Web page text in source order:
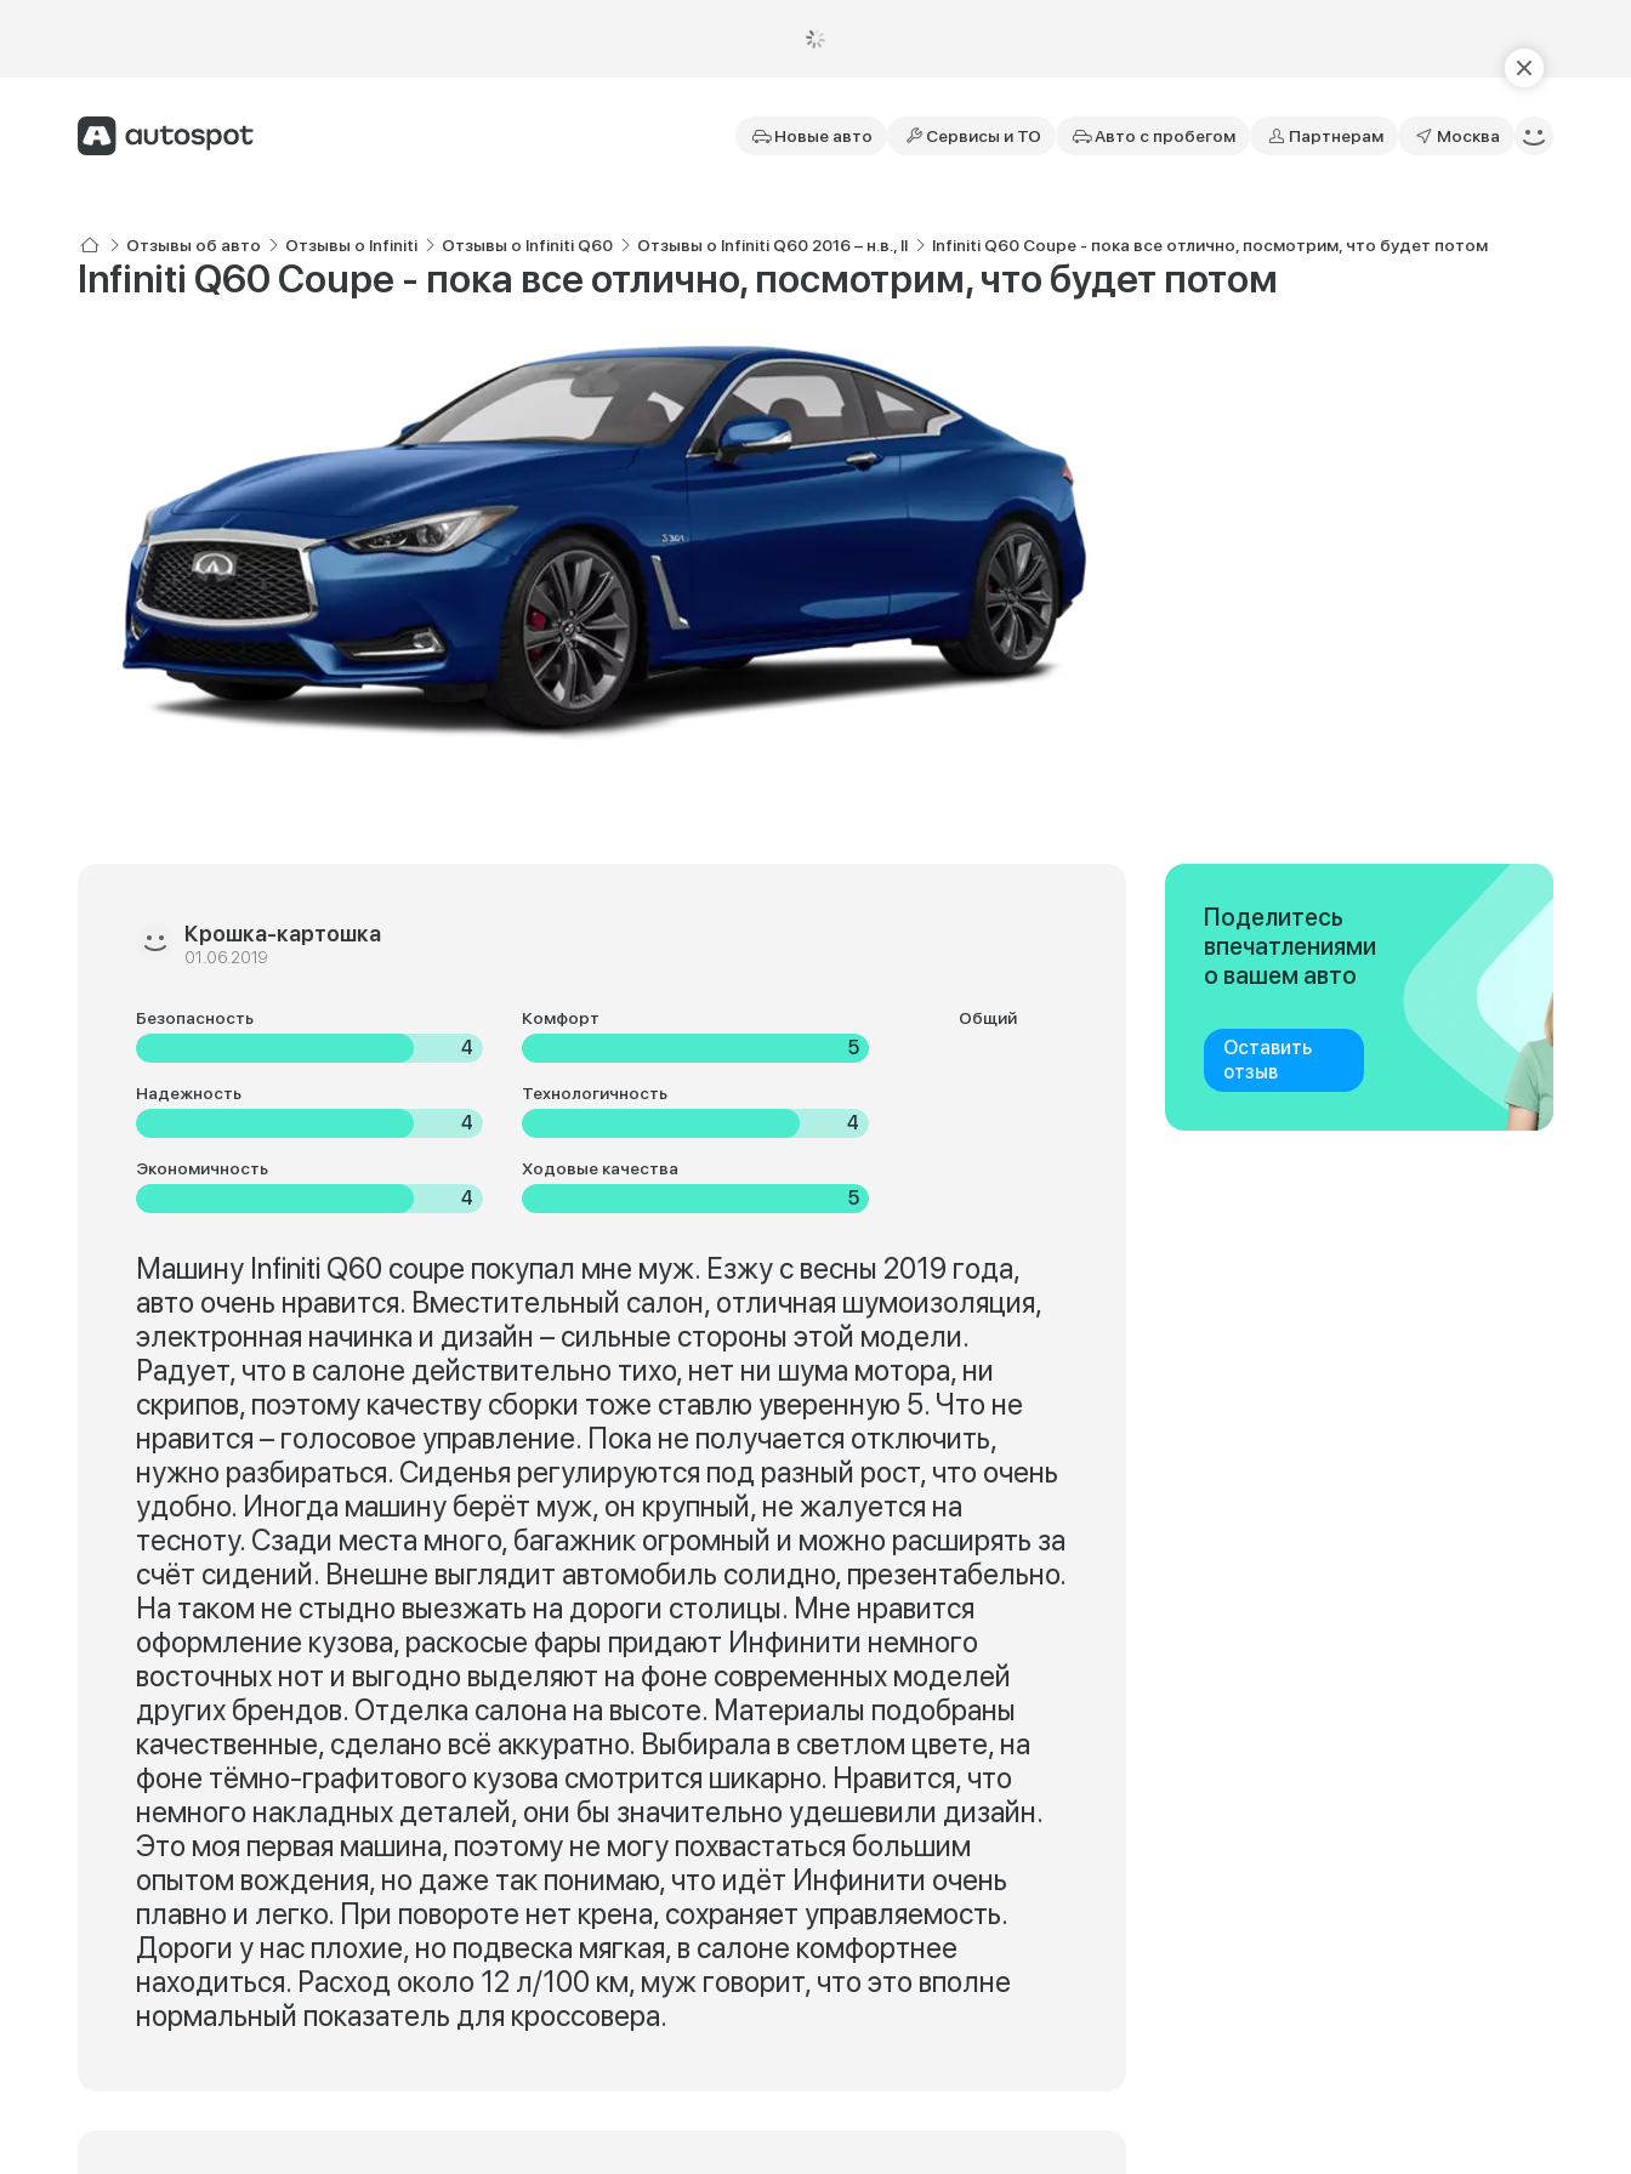
Новые авто Сервисы и ТО Авто с пробегом Партнерам Москва
Отзывы об авто Отзывы о Infiniti Отзывы о Infiniti Q60 Отзывы о Infiniti Q60 2016 – н.в., II Infiniti Q60 Coupe - пока все отлично, посмотрим, что будет потом
Infiniti Q60 Coupe - пока все отлично, посмотрим, что будет потом
Крошка-картошка
01.06.2019
Безопасность
4
Комфорт
5
Надежность
4
Технологичность
4
Экономичность
4
Ходовые качества
5
Общий
Машину Infiniti Q60 coupe покупал мне муж. Езжу с весны 2019 года,
авто очень нравится. Вместительный салон, отличная шумоизоляция,
электронная начинка и дизайн – сильные стороны этой модели.
Радует, что в салоне действительно тихо, нет ни шума мотора, ни
скрипов, поэтому качеству сборки тоже ставлю уверенную 5. Что не
нравится – голосовое управление. Пока не получается отключить,
нужно разбираться. Сиденья регулируются под разный рост, что очень
удобно. Иногда машину берёт муж, он крупный, не жалуется на
тесноту. Сзади места много, багажник огромный и можно расширять за
счёт сидений. Внешне выглядит автомобиль солидно, презентабельно.
На таком не стыдно выезжать на дороги столицы. Мне нравится
оформление кузова, раскосые фары придают Инфинити немного
восточных нот и выгодно выделяют на фоне современных моделей
других брендов. Отделка салона на высоте. Материалы подобраны
качественные, сделано всё аккуратно. Выбирала в светлом цвете, на
фоне тёмно-графитового кузова смотрится шикарно. Нравится, что
немного накладных деталей, они бы значительно удешевили дизайн.
Это моя первая машина, поэтому не могу похвастаться большим
опытом вождения, но даже так понимаю, что идёт Инфинити очень
плавно и легко. При повороте нет крена, сохраняет управляемость.
Дороги у нас плохие, но подвеска мягкая, в салоне комфортнее
находиться. Расход около 12 л/100 км, муж говорит, что это вполне
нормальный показатель для кроссовера.
Поделитесь
впечатлениями
о вашем авто
Оставить
отзыв